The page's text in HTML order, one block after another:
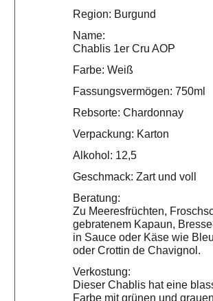
Region: Burgund
Name:
Chablis 1er Cru AOP
Farbe: Weiß
Fassungsvermögen: 750ml
Rebsorte: Chardonnay
Verpackung: Karton
Alkohol: 12,5
Geschmack: Zart und voll
Beratung:
Zu Meeresfrüchten,
gebratenem Kapaun,
in Sauce oder Käse wie
oder Crottin de Chavignol.
Verkostung:
Dieser Chablis hat eine
Farbe mit grünen und